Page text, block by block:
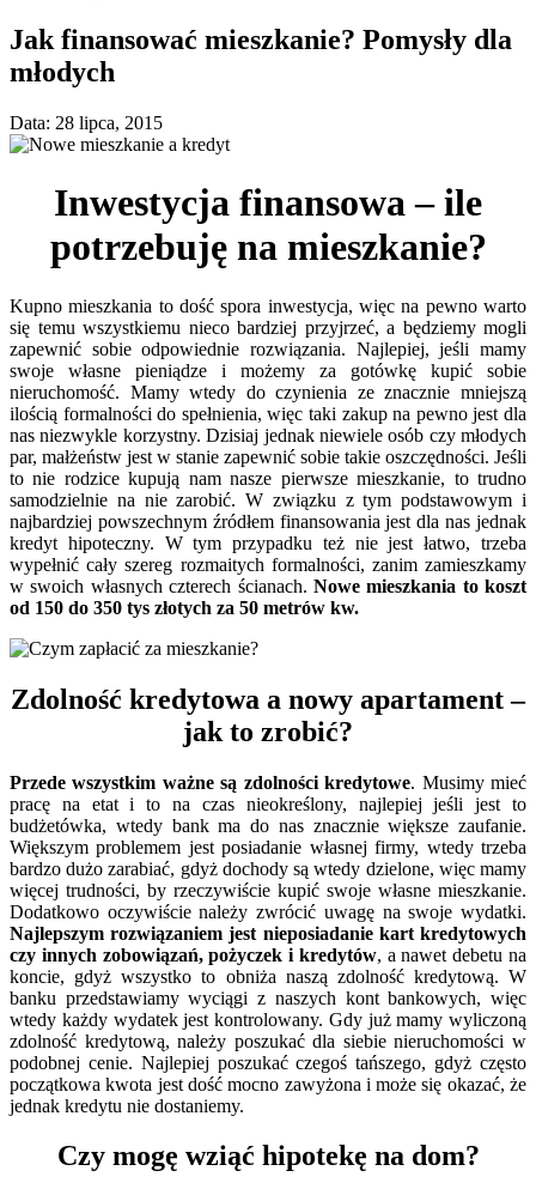
Jak finansować mieszkanie? Pomysły dla
młodych
Data: 28 lipca, 2015
Inwestycja finansowa – ile
potrzebuję na mieszkanie?
Kupno mieszkania to dość spora inwestycja, więc na pewno warto
się temu wszystkiemu nieco bardziej przyjrzeć, a będziemy mogli
zapewnić sobie odpowiednie rozwiązania. Najlepiej, jeśli mamy
swoje własne pieniądze i możemy za gotówkę kupić sobie
nieruchomość. Mamy wtedy do czynienia ze znacznie mniejszą
ilością formalności do spełnienia, więc taki zakup na pewno jest dla
nas niezwykle korzystny. Dzisiaj jednak niewiele osób czy młodych
par, małżeństw jest w stanie zapewnić sobie takie oszczędności. Jeśli
to nie rodzice kupują nam nasze pierwsze mieszkanie, to trudno
samodzielnie na nie zarobić. W związku z tym podstawowym i
najbardziej powszechnym źródłem finansowania jest dla nas jednak
kredyt hipoteczny. W tym przypadku też nie jest łatwo, trzeba
wypełnić cały szereg rozmaitych formalności, zanim zamieszkamy
w swoich własnych czterech ścianach. Nowe mieszkania to koszt
od 150 do 350 tys złotych za 50 metrów kw.
Zdolność kredytowa a nowy apartament –
jak to zrobić?
Przede wszystkim ważne są zdolności kredytowe. Musimy mieć
pracę na etat i to na czas nieokreślony, najlepiej jeśli jest to
budżetówka, wtedy bank ma do nas znacznie większe zaufanie.
Większym problemem jest posiadanie własnej firmy, wtedy trzeba
bardzo dużo zarabiać, gdyż dochody są wtedy dzielone, więc mamy
więcej trudności, by rzeczywiście kupić swoje własne mieszkanie.
Dodatkowo oczywiście należy zwrócić uwagę na swoje wydatki.
Najlepszym rozwiązaniem jest nieposiadanie kart kredytowych
czy innych zobowiązań, pożyczek i kredytów, a nawet debetu na
koncie, gdyż wszystko to obniża naszą zdolność kredytową. W
banku przedstawiamy wyciągi z naszych kont bankowych, więc
wtedy każdy wydatek jest kontrolowany. Gdy już mamy wyliczoną
zdolność kredytową, należy poszukać dla siebie nieruchomości w
podobnej cenie. Najlepiej poszukać czegoś tańszego, gdyż często
początkowa kwota jest dość mocno zawyżona i może się okazać, że
jednak kredytu nie dostaniemy.
Czy mogę wziąć hipotekę na dom?